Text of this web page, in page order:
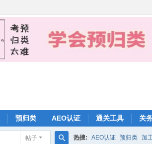
预归类 AEO认证 通关工具 关
帖子 热搜: AEO认证 预归类 加